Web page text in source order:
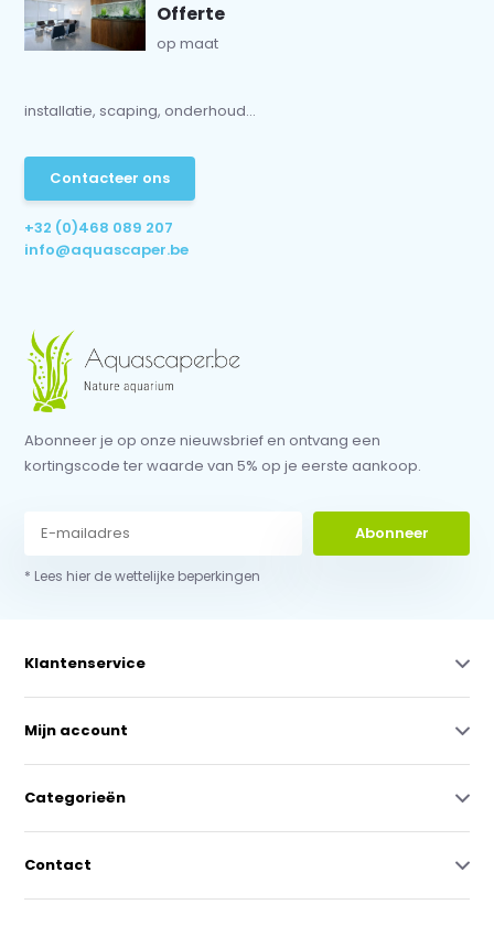
Offerte
op maat
installatie, scaping, onderhoud...
Contacteer ons
+32 (0)468 089 207
info@aquascaper.be
Abonneer je op onze nieuwsbrief en ontvang een
kortingscode ter waarde van 5% op je eerste aankoop.
Abonneer
* Lees hier de wettelijke beperkingen
Klantenservice
Mijn account
Categorieën
Contact